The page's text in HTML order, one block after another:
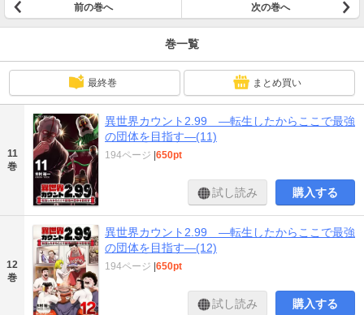
前の巻へ 次の巻へ
巻一覧
最終巻 まとめ買い
11
巻
異世界カウント2.99 ―転生したからここで最強
の団体を目指す―(11)
194ページ |650pt
試し読み 購入する
12
巻
異世界カウント2.99 ―転生したからここで最強
の団体を目指す―(12)
194ページ |650pt
試し読み 購入する